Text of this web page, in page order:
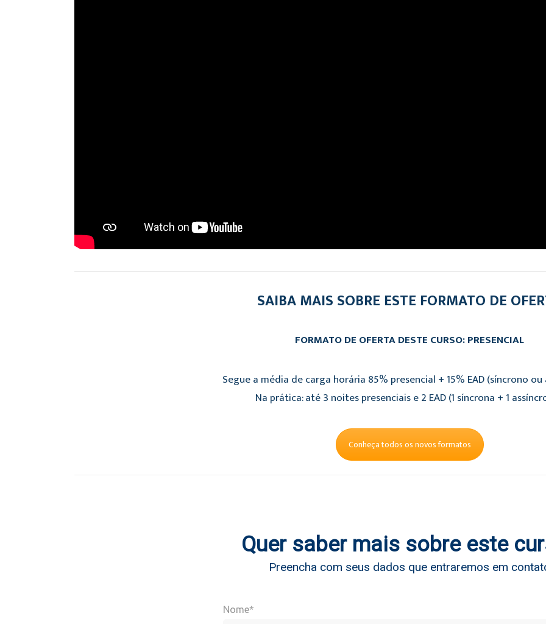
SAIBA MAIS SOBRE ESTE FORMATO DE
FORMATO DE OFERTA DESTE CURSO: PRESENCIAL
Segue a média de carga horária 85% presencial + 15% EAD (síncrono ou
Na prática: até 3 noites presenciais e 2 EAD (1 síncrona + 1
Conheça todos os novos formatos
Quer saber mais sobre este
Preencha com seus dados que entraremos em
Nome*